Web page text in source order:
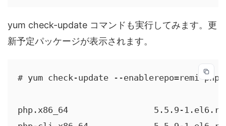
yum check-update コマンドも実行してみます。更
新予定パッケージが表示されます。
# yum check-update --enablerepo=remi-
php.x86_64                 5.5.9-